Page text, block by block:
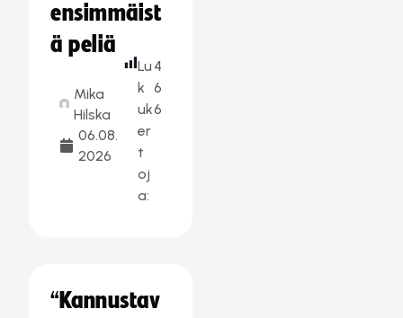
ensimmäist
ä peliä
Mika
Hilska
06.08.
2026
Lu
k
uk
er
t
oj
a:
4
6
6
“Kannustav